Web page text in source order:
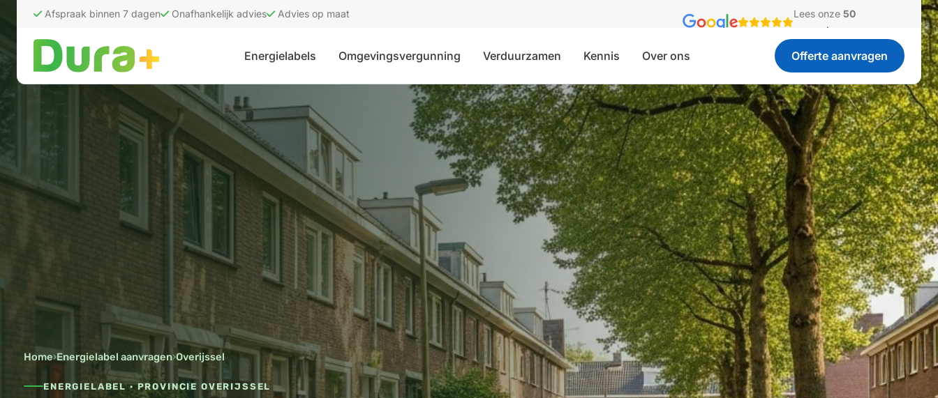
Afspraak binnen 7 dagen Onafhankelijk advies Advies op maat Lees onze50
recensies
Energielabels Omgevingsvergunning Verduurzamen Kennis Over ons Offerte aanvragen
Home›Energielabel aanvragen›Overijssel
ENERGIELABEL · PROVINCIE OVERIJSSEL